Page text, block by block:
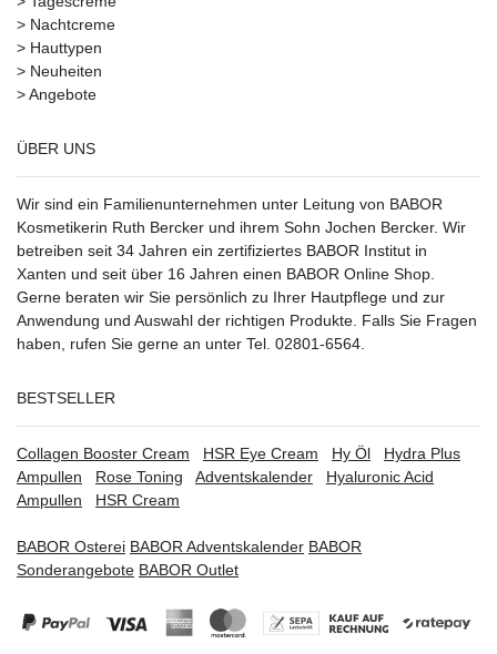
> Nachtcreme
> Hauttypen
> Neuheiten
>Angebote
ÜBER UNS
Wir sind ein Familienunternehmen unter Leitung von BABOR
Kosmetikerin Ruth Bercker und ihrem Sohn Jochen Bercker. Wir
betreiben seit 34 Jahren ein zertifiziertes BABOR Institut in
Xanten und seit über 16 Jahren einen BABOR Online Shop.
Gerne beraten wir Sie persönlich zu Ihrer Hautpflege und zur
Anwendung und Auswahl der richtigen Produkte. Falls Sie Fragen
haben, rufen Sie gerne an unter Tel. 02801-6564.
BESTSELLER
Collagen Booster Cream HSR Eye Cream Hy Öl
Hydra Plus
Ampullen
Rose Toning Adventskalender
Hyaluronic Acid
Ampullen
HSR Cream
BABOR Osterei BABOR Adventskalender BABOR
Sonderangebote BABOR Outlet